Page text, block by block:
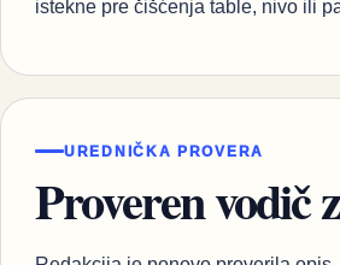
istekne pre čišćenja table, nivo ili
UREDNIČKA PROVERA
Proveren vodič